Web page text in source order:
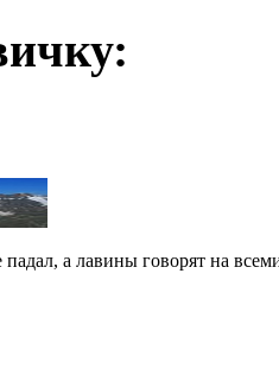
а лавины говорят на